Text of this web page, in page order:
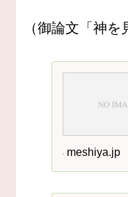
（御論文「神を
meshiya.jp